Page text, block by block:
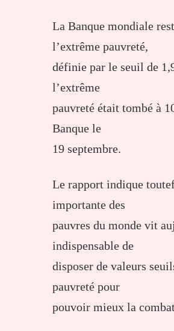
La Banque mondiale
l’extrême pauvreté,
définie par le seuil de
l’extrême
pauvreté était tombé à
Banque le
19 septembre.
Le rapport indique
importante des
pauvres du monde vit
indispensable de
disposer de valeurs
pauvreté pour
pouvoir mieux la